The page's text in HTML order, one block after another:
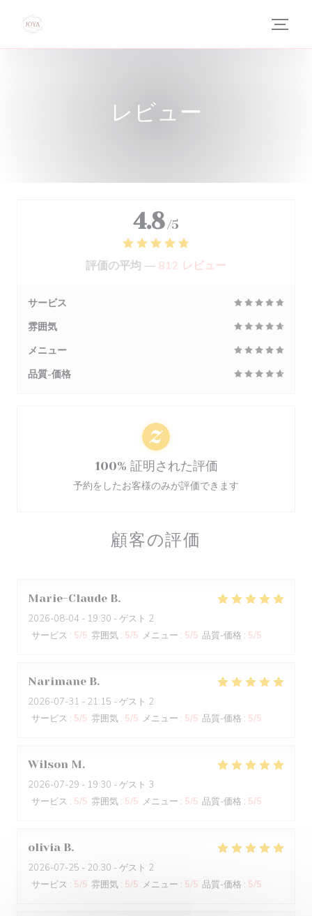
レビュー
顧客の評価
Marie-Claude B
2026-08-04 - 19:30 - ゲスト 2
サービス : 5/5 雰囲気 : 5/5 メニュー : 5/5 品質-価格 : 5/5
Narimane B
2026-07-31 - 21:15 - ゲスト 2
サービス : 5/5 雰囲気 : 5/5 メニュー : 5/5 品質-価格 : 5/5
Wilson M
2026-07-29 - 19:30 - ゲスト 3
サービス : 5/5 雰囲気 : 5/5 メニュー : 5/5 品質-価格 : 5/5
olivia B
2026-07-25 - 20:30 - ゲスト 2
サービス : 5/5 雰囲気 : 5/5 メニュー : 5/5 品質-価格 : 5/5
4.8 /5
評価の平均 — 812 レビュー
サービス
雰囲気
メニュー
品質-価格
100% 証明された評価
予約をしたお客様のみが評価できます